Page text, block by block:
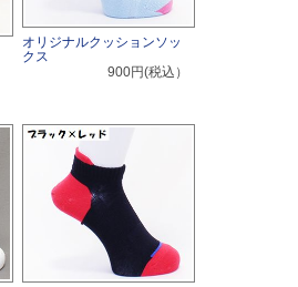
オリジナルクッションソッ
クス
900円(税込）